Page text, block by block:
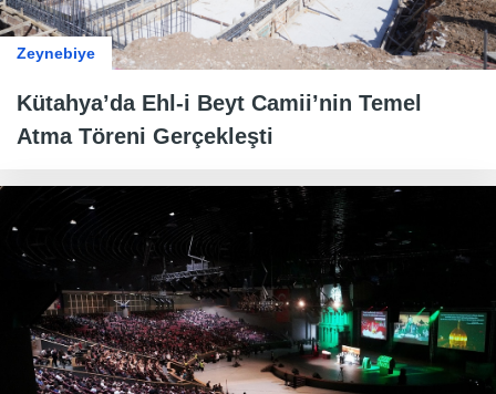
Zeynebiye
Kütahya’da Ehl-i Beyt Camii’nin Temel
Atma Töreni Gerçekleşti